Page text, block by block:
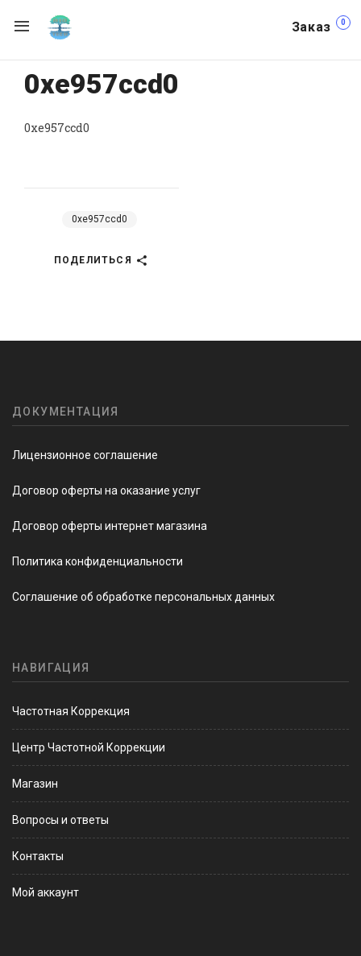
Заказ 0
0xe957ccd0
0xe957ccd0
0xe957ccd0
ПОДЕЛИТЬСЯ
ДОКУМЕНТАЦИЯ
Лицензионное соглашение
Договор оферты на оказание услуг
Договор оферты интернет магазина
Политика конфиденциальности
Соглашение об обработке персональных данных
НАВИГАЦИЯ
Частотная Коррекция
Центр Частотной Коррекции
Магазин
Вопросы и ответы
Контакты
Мой аккаунт